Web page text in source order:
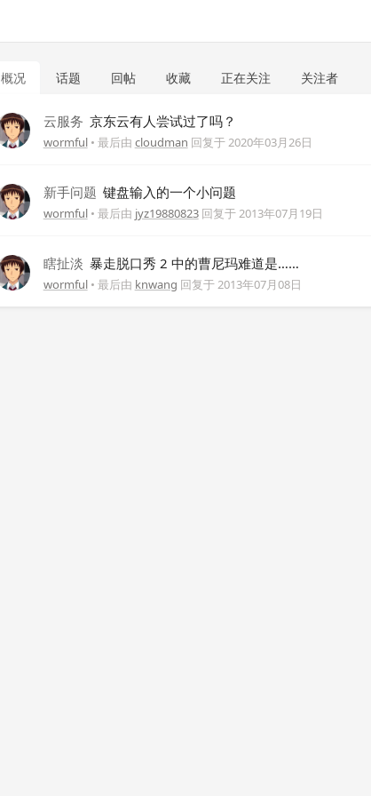
概况 话题 回帖 收藏 正在关注 关注者
云服务 京东云有人尝试过了吗？
wormful • 最后由 cloudman 回复于2020年03月26日
新手问题 键盘输入的一个小问题
wormful • 最后由 jyz19880823回复于2013年07月19日
瞎扯淡 暴走脱口秀 2 中的曹尼玛难道是……
wormful • 最后由 knwang 回复于2013年07月08日